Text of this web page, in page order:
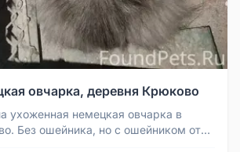
овчарка, деревня Крюково
ухоженная немецкая овчарка в
Без ошейника, но с ошейником от